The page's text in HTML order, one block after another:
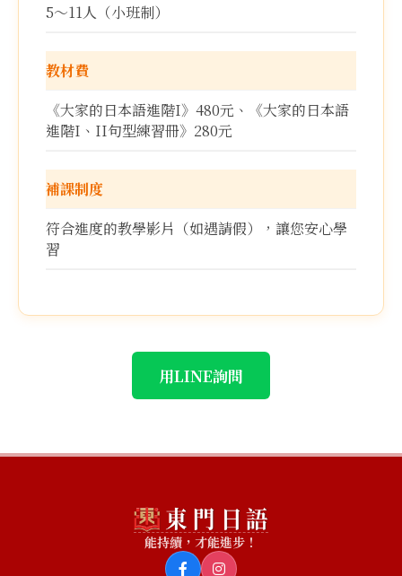
5～11人（小班制）
教材費
《大家的日本語進階I》480元、《大家的日本語
進階I、II句型練習冊》280元
補課制度
符合進度的教學影片（如遇請假），讓您安心學
習
用LINE詢問
能持續，才能進步！